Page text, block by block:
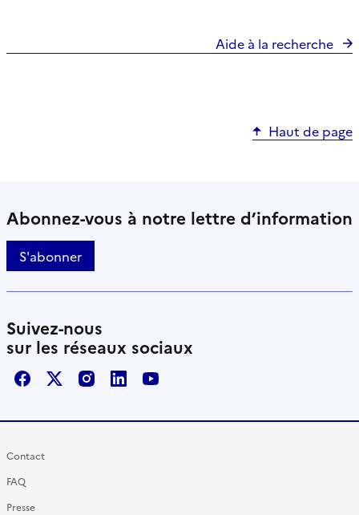
Aide à la recherche
Haut de page
Abonnez-vous à notre lettre d’information
S'abonner
Suivez-nous
sur les réseaux sociaux
FacebookX / TwitterInstagram
LinkedInYoutube
Contact
FAQ
Presse